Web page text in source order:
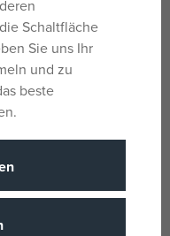
Road, Sunrise,
8, 64295
Schaltfläche
Sie uns Ihr
und zu
beste